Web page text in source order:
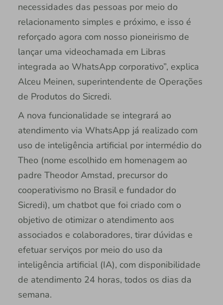
necessidades das pessoas por meio do
relacionamento simples e próximo, e isso é
reforçado agora com nosso pioneirismo de
lançar uma videochamada em Libras
integrada ao WhatsApp corporativo”, explica
Alceu Meinen, superintendente de Operações
de Produtos do Sicredi.
A nova funcionalidade se integrará ao
atendimento via WhatsApp já realizado com
uso de inteligência artificial por intermédio do
Theo (nome escolhido em homenagem ao
padre Theodor Amstad, precursor do
cooperativismo no Brasil e fundador do
Sicredi), um chatbot que foi criado com o
objetivo de otimizar o atendimento aos
associados e colaboradores, tirar dúvidas e
efetuar serviços por meio do uso da
inteligência artificial (IA), com disponibilidade
de atendimento 24 horas, todos os dias da
semana.